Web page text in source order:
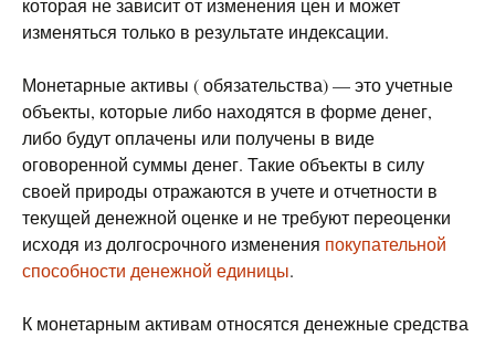
которая не зависит от изменения цен и может
изменяться только в результате индексации.
Монетарные активы ( обязательства) — это учетные
объекты, которые либо находятся в форме денег,
либо будут оплачены или получены в виде
оговоренной суммы денег. Такие объекты в силу
своей природы отражаются в учете и отчетности в
текущей денежной оценке и не требуют переоценки
исходя из долгосрочного изменения покупательной
способности денежной единицы.
К монетарным активам относятся денежные средства